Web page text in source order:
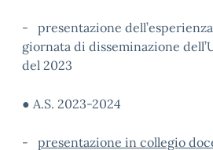
- presentazione
giornata di disseminazione
del 2023
● A.S. 2023-2024
- presentazione in collegio